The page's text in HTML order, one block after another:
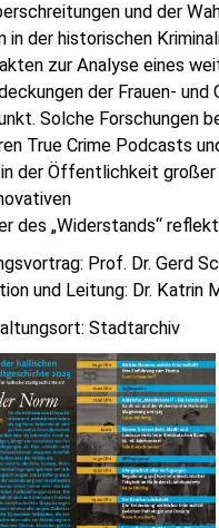
und der
in der historischen
zur Analyse eines
der Frauen-
Solche Forschungen
True Crime Podcasts
der Öffentlichkeit
des „Widerstands“
Prof. Dr. Gerd
und Leitung: Dr.
Stadtarchiv